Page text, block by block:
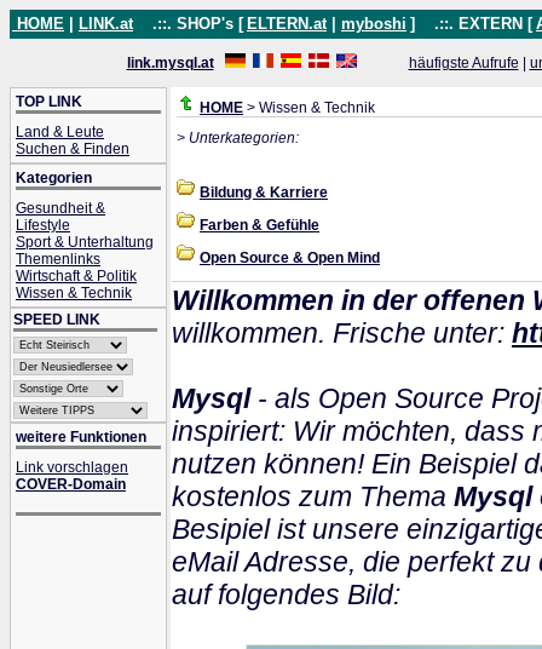
HOME LINK.at .::. SHOP's [ ELTERN.at myboshi ] .::. EXTERN [
link.mysql.at häufigste Aufrufe
TOP LINK
Land & Leute
Suchen & Finden
Kategorien
Gesundheit &
Lifestyle
Sport & Unterhaltung
Themenlinks
Wirtschaft & Politik
Wissen & Technik
SPEED LINK
weitere Funktionen
Link vorschlagen
COVER-Domain
HOME > Wissen & Technik
> Unterkategorien:
Bildung & Karriere
Farben & Gefühle
Open Source & Open Mind
Willkommen in der offenen
willkommen. Frische unter:
Mysql- als Open Source
inspiriert: Wir möchten, dass
nutzen können! Ein Beispiel
kostenlos zum Thema Mysql
Besipiel ist unsere
eMail Adresse, die perfekt
auf folgendes Bild: